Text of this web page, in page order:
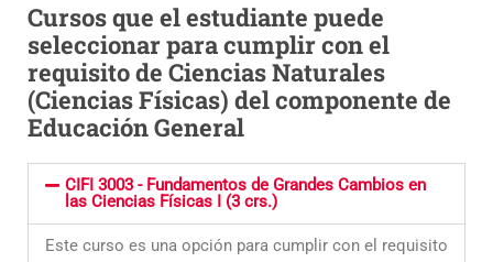
Cursos que el estudiante puede
seleccionar para cumplir con el
requisito de Ciencias Naturales
(Ciencias Físicas) del componente de
Educación General
CIFI 3003 - Fundamentos de Grandes Cambios en
las Ciencias Físicas I (3 crs.)
Este curso es una opción para cumplir con el requisito